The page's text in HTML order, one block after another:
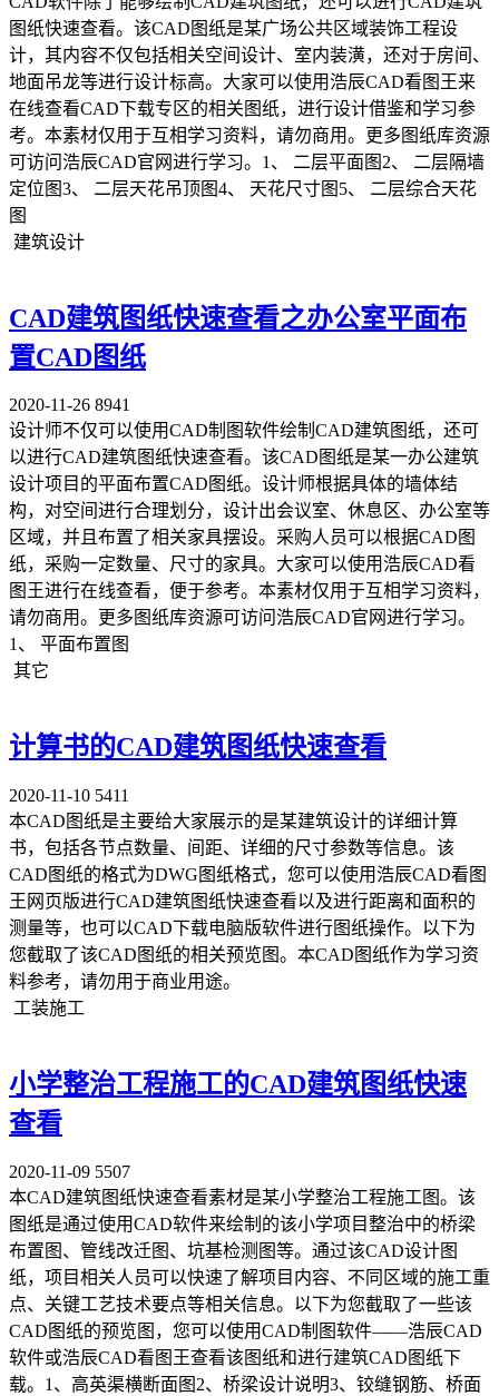
图纸快速查看。该CAD图纸是某广场公共区域装饰工程设
计，其内容不仅包括相关空间设计、室内装潢，还对于房间、
地面吊龙等进行设计标高。大家可以使用浩辰CAD看图王来
在线查看CAD下载专区的相关图纸，进行设计借鉴和学习参
考。本素材仅用于互相学习资料，请勿商用。更多图纸库资源
可访问浩辰CAD官网进行学习。1、 二层平面图2、 二层隔墙
定位图3、 二层天花吊顶图4、 天花尺寸图5、 二层综合天花
图
建筑设计
CAD建筑图纸快速查看之办公室平面布
置CAD图纸
2020-11-26 8941
设计师不仅可以使用CAD制图软件绘制CAD建筑图纸，还可
以进行CAD建筑图纸快速查看。该CAD图纸是某一办公建筑
设计项目的平面布置CAD图纸。设计师根据具体的墙体结
构，对空间进行合理划分，设计出会议室、休息区、办公室等
区域，并且布置了相关家具摆设。采购人员可以根据CAD图
纸，采购一定数量、尺寸的家具。大家可以使用浩辰CAD看
图王进行在线查看，便于参考。本素材仅用于互相学习资料，
请勿商用。更多图纸库资源可访问浩辰CAD官网进行学习。
1、 平面布置图
其它
计算书的CAD建筑图纸快速查看
2020-11-10 5411
本CAD图纸是主要给大家展示的是某建筑设计的详细计算
书，包括各节点数量、间距、详细的尺寸参数等信息。该
CAD图纸的格式为DWG图纸格式，您可以使用浩辰CAD看图
王网页版进行CAD建筑图纸快速查看以及进行距离和面积的
测量等，也可以CAD下载电脑版软件进行图纸操作。以下为
您截取了该CAD图纸的相关预览图。本CAD图纸作为学习资
料参考，请勿用于商业用途。
工装施工
小学整治工程施工的CAD建筑图纸快速
查看
2020-11-09 5507
本CAD建筑图纸快速查看素材是某小学整治工程施工图。该
图纸是通过使用CAD软件来绘制的该小学项目整治中的桥梁
布置图、管线改迁图、坑基检测图等。通过该CAD设计图
纸，项目相关人员可以快速了解项目内容、不同区域的施工重
点、关键工艺技术要点等相关信息。以下为您截取了一些该
CAD图纸的预览图，您可以使用CAD制图软件——浩辰CAD
软件或浩辰CAD看图王查看该图纸和进行建筑CAD图纸下
载。1、高英渠横断面图2、桥梁设计说明3、铰缝钢筋、桥面